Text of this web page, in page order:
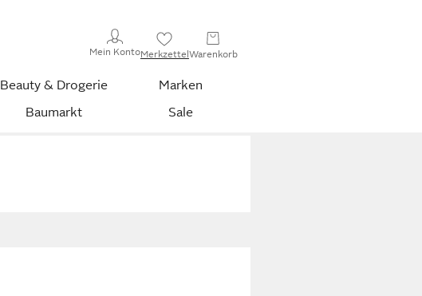
Mein KontoMerkzettelWarenkorb
Beauty & Drogerie
Marken
Baumarkt Sale